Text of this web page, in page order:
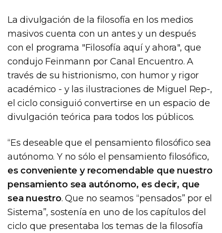
La divulgación de la filosofía en los medios
masivos cuenta con un antes y un después
con el programa "Filosofía aquí y ahora", que
condujo Feinmann por Canal Encuentro. A
través de su histrionismo, con humor y rigor
académico - y las ilustraciones de Miguel Rep-,
el ciclo consiguió convertirse en un espacio de
divulgación teórica para todos los públicos.
“Es deseable que el pensamiento filosófico sea
autónomo. Y no sólo el pensamiento filosófico,
es conveniente y recomendable que nuestro
pensamiento sea autónomo, es decir, que
sea nuestro. Que no seamos “pensados” por el
Sistema”, sostenía en uno de los capítulos del
ciclo que presentaba los temas de la filosofía